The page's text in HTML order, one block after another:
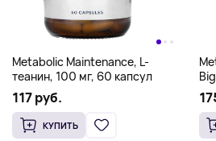
Metabolic Maintenance, L-
теанин, 100 мг, 60 капсул
117 руб.
КУПИТЬ